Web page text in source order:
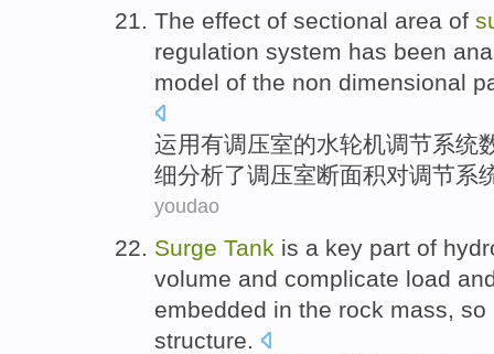
The effect of sectional area of
regulation system has been
model of the non dimensional
运用有调压室的水轮机调节系统
细分析了调压室断面积对调节系
youdao
Surge Tank is a key part of
volume and complicate load
embedded in the rock mass,
structure.